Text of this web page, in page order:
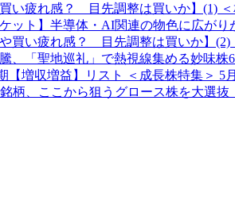
い疲れ感？ 目先調整は買いか】(1) ＜
ット】半導体・AI関連の物色に広がり
買い疲れ感？ 目先調整は買いか】(2)
、「聖地巡礼」で熱視線集める妙味株
【増収増益】リスト ＜成長株特集＞ 5
柄、ここから狙うグロース株を大選抜